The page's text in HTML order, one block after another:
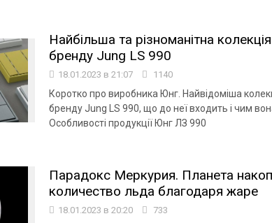
Найбільша та різноманітна
бренду Jung LS 990
18.01.2023 в 21:07 1140
Коротко про виробника Юнг. Найвідоміша
бренду Jung LS 990, що до неї входить і чим
Особливості продукції Юнг ЛЗ 990
Парадокс Меркурия. Планета
количество льда благодаря жаре
18.01.2023 в 20:20 733